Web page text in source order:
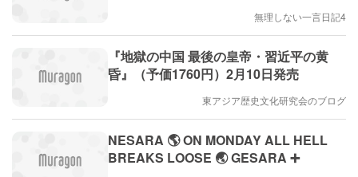
無理しない一言日記4
『地獄の中国 最後の皇帝・習近平の黄
昏』（予価1760円）2月10日発売
東アジア歴史文化研究会のブログ
NESARA 🌎 ON MONDAY ALL HELL
BREAKS LOOSE 🌏 GESARA ➕